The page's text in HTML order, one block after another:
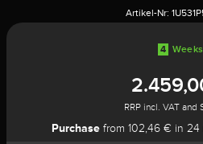
Artikel-Nr:
4 Weeks
RRP incl. VAT and
Purchase from 102,46 € in